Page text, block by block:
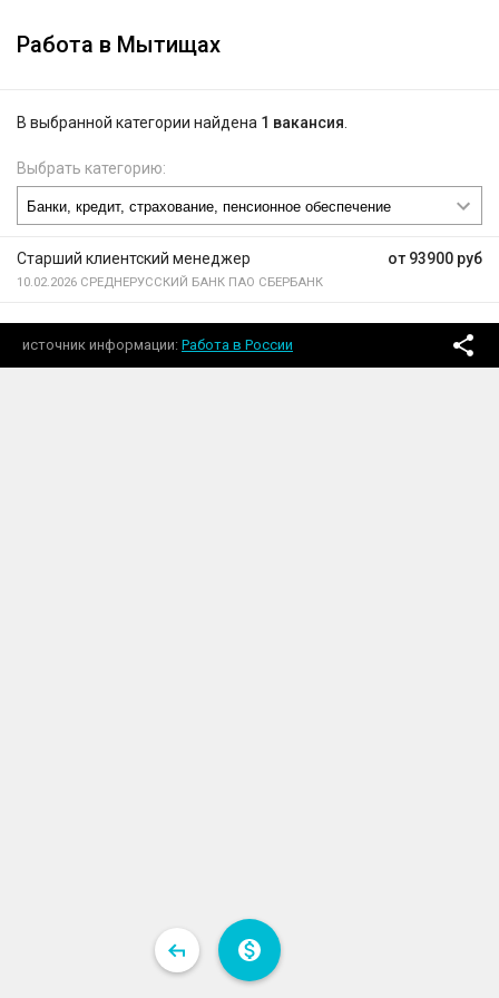
Работа в Мытищах
В выбранной категории найдена 1 вакансия
Выбрать категорию:
от 93900 руб
Старший клиентский менеджер
10.02.2026 СРЕДНЕРУССКИЙ БАНК ПАО СБЕРБАНК
источник информации Работа в России